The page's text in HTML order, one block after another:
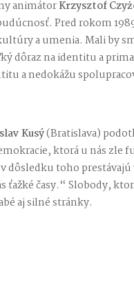
animátorKrzysztof
Pred rokom
a umenia. Mali by
dôraz na identitu a
a nedokážu
Kusý(Bratislava)
ktorá u nás
dôsledku toho
ťažké časy.“ Slobody,
aj silné stránky.